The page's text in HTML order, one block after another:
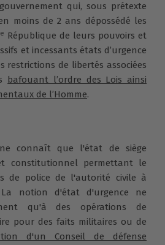
qui, sous prétexte
moins de 2 ans dépossédé les
République de leurs pouvoirs et
et incessants états d’urgence
restrictions de libertés associées
bafouant l’ordre des Lois ainsi
de l’Homme.
connaît que l'état de siège
constitutionnel permettant le
de police de l'autorité civile à
notion d'état d'urgence ne
qu'à des opérations de
pour des faits militaires ou de
d'un Conseil de défense